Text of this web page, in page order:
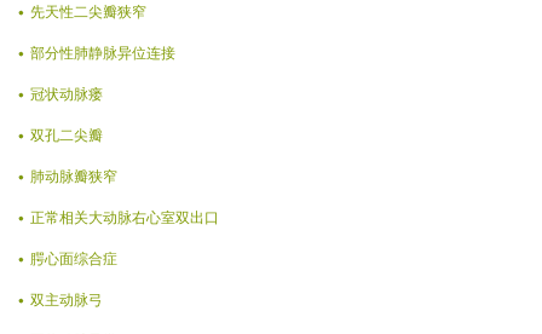
先天性二尖瓣狭窄
部分性肺静脉异位连接
冠状动脉瘘
双孔二尖瓣
肺动脉瓣狭窄
正常相关大动脉右心室双出口
腭心面综合症
双主动脉弓